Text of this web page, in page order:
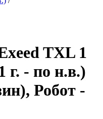
TXL 1
г. - по н.в.)
Робот -